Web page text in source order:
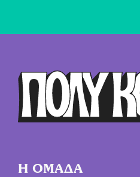
ή
Η ΟΜΑΔΑ